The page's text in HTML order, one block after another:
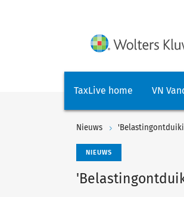
TaxLive home VN
Nieuws
NIEUWS